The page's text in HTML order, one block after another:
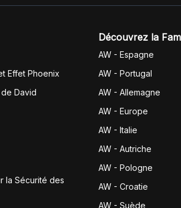
Effet Phoenix
David
la Sécurité des
Découvrez la
AW - Espagne
AW - Portugal
AW - Allemagne
AW - Europe
AW - Italie
AW - Autriche
AW - Pologne
AW - Croatie
AW - Suède